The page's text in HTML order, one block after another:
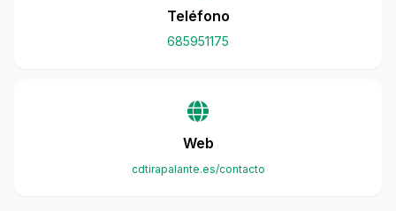
Teléfono
685951175
Web
cdtirapalante.es/contacto